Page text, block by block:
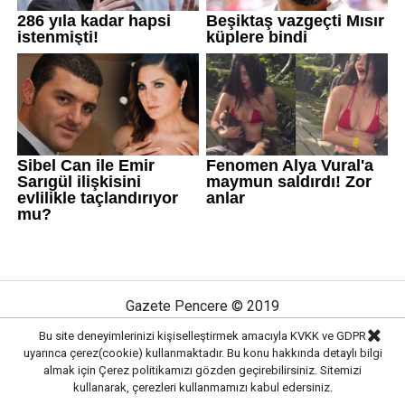
Gazete Pencere © 2019
Ana Sayfa Künye İletişim
Gizlilik İlkeleri
Sitene Ekle
Bu site deneyimlerinizi kişiselleştirmek amacıyla KVKK ve GDPR
uyarınca çerez(cookie) kullanmaktadır. Bu konu hakkında detaylı bilgi
almak için Çerez politikamızı gözden geçirebilirsiniz. Sitemizi
kullanarak, çerezleri kullanmamızı kabul edersiniz.